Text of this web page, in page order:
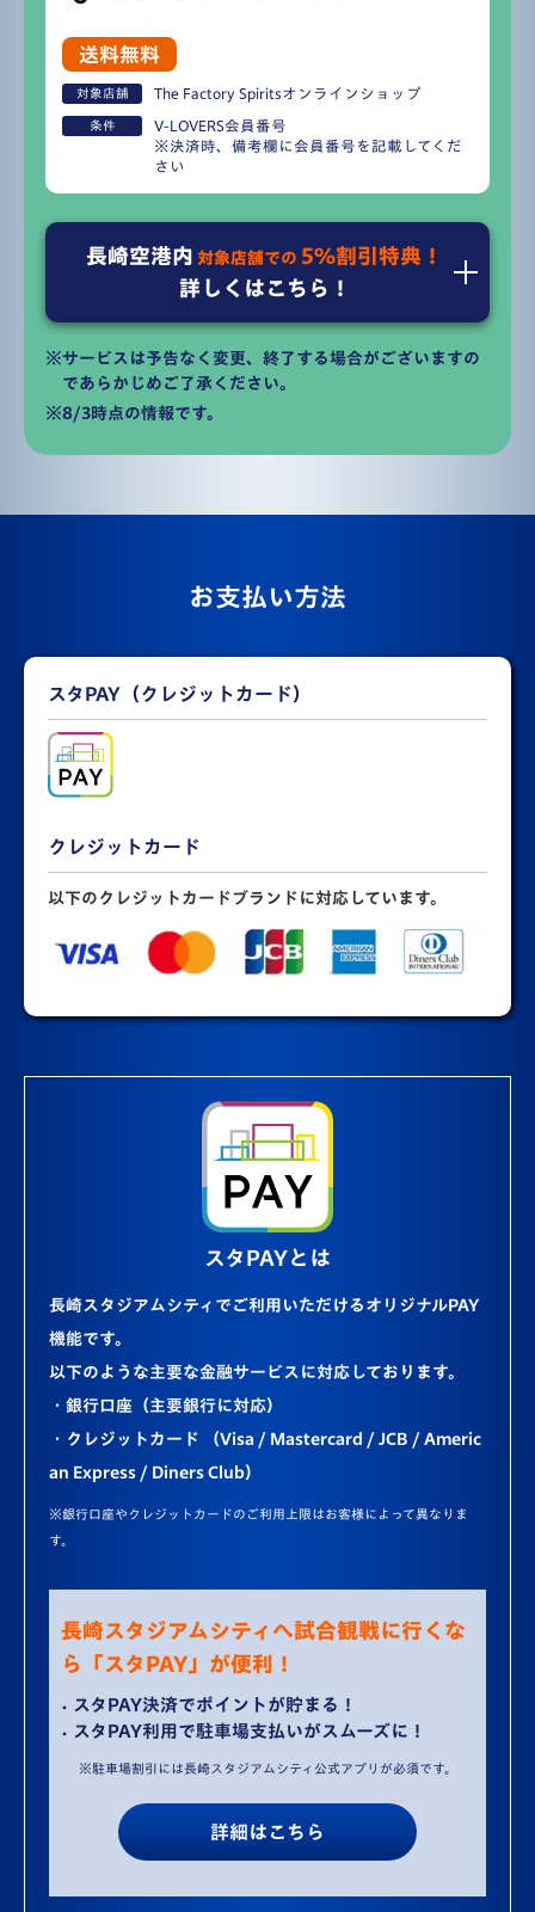
送料無料
対象店舗 The Factory Spiritsオンラインショップ
条件
V-LOVERS会員番号
※決済時、備考欄に会員番号を記載してくだ
さい
長崎空港内 対象店舗での 5％割引特典！
詳しくはこちら！
※サービスは予告なく変更、終了する場合がございますの
であらかじめご了承ください。
※8/3時点の情報です。
お支払い方法
スタPAY（クレジットカード）
クレジットカード
以下のクレジットカードブランドに対応しています。
スタPAYとは
長崎スタジアムシティでご利用いただけるオリジナルPAY
機能です。
以下のような主要な金融サービスに対応しております。
・銀行口座（主要銀行に対応）
・クレジットカード （Visa / Mastercard / JCB / Americ
an Express / Diners Club）
※銀行口座やクレジットカードのご利用上限はお客様によって異なりま
す。
長崎スタジアムシティへ試合観戦に行くな
ら「スタPAY」が便利！
スタPAY決済でポイントが貯まる！
スタPAY利用で駐車場支払いがスムーズに！
※駐車場割引には長崎スタジアムシティ公式アプリが必須です。
詳細はこちら